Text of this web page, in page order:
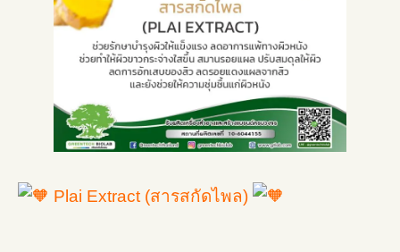
Plai Extract (สารสกัดไพล)